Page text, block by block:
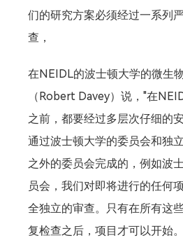
们的研究方案必须经过一系列
查，
在NEIDL的波士顿大学的微生
（Robert Davey）说，"在
之前，都要经过多层次仔细的
通过波士顿大学的委员会和独
之外的委员会完成的，例如波
员会，我们对即将进行的任何
全独立的审查。只有在所有这
复检查之后，项目才可以开始